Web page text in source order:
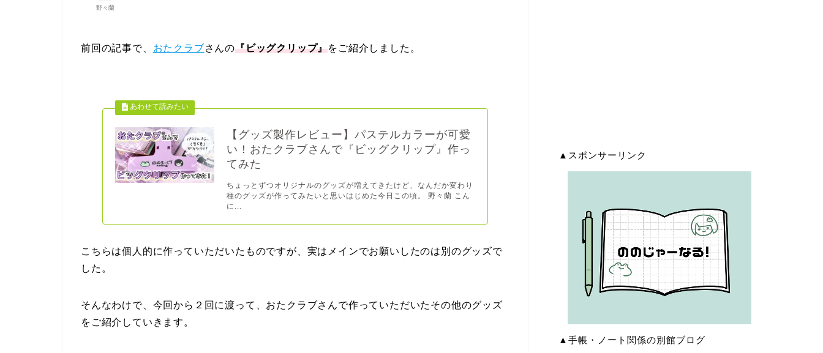
野々蘭
前回の記事で、 おたクラブさんの『ビッグクリップ』をご紹介しました。
【グッズ製作レビュー】パステルカラーが可愛
い！おたクラブさんで『ビッグクリップ』作っ
てみた
ちょっとずつオリジナルのグッズが増えてきたけど、なんだか変わり
種のグッズが作ってみたいと思いはじめた今日この頃。 野々蘭 こん
に...
こちらは個人的に作っていただいたものですが、実はメインでお願いしたのは別のグッズで
した。
そんなわけで、今回から２回に渡って、おたクラブさんで作っていただいたその他のグッズ
をご紹介していきます。
▲スポンサーリンク
▲手帳・ノート関係の別館ブログ